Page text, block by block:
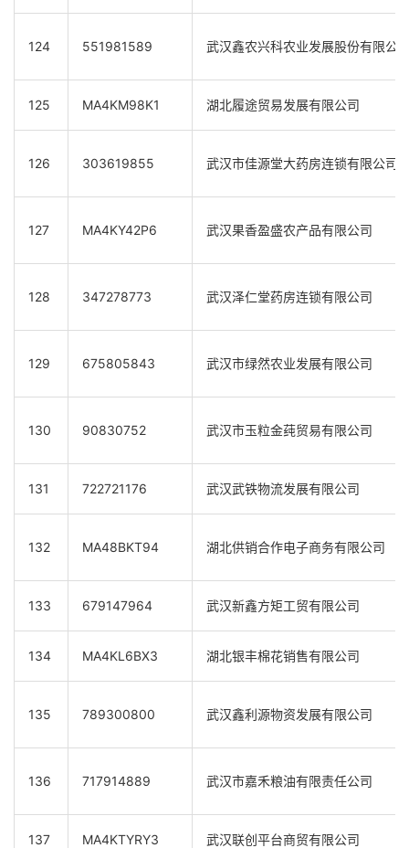
124 551981589 武汉鑫农兴科农业发展股份有限公
125 MA4KM98K1 湖北履途贸易发展有限公司
126 303619855 武汉市佳源堂大药房连锁有限公司
127 MA4KY42P6 武汉果香盈盛农产品有限公司
128 347278773 武汉泽仁堂药房连锁有限公司
129 675805843 武汉市绿然农业发展有限公司
130 90830752 武汉市玉粒金莼贸易有限公司
131 722721176 武汉武铁物流发展有限公司
132 MA48BKT94 湖北供销合作电子商务有限公司
133 679147964 武汉新鑫方矩工贸有限公司
134 MA4KL6BX3 湖北银丰棉花销售有限公司
135 789300800 武汉鑫利源物资发展有限公司
136 717914889 武汉市嘉禾粮油有限责任公司
137 MA4KTYRY3 武汉联创平台商贸有限公司